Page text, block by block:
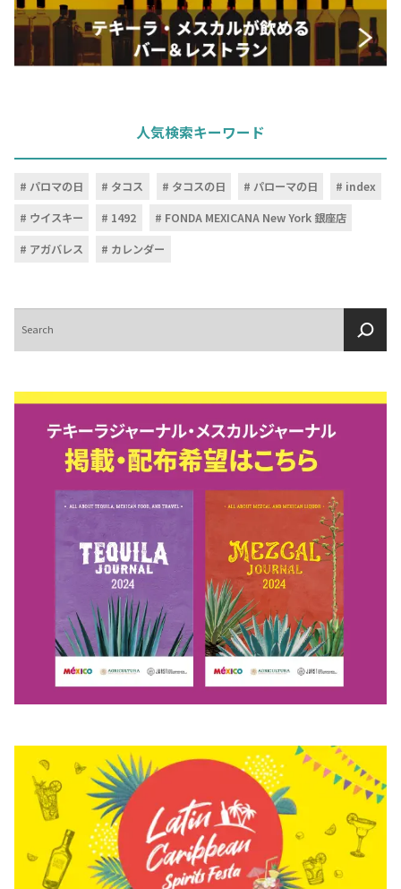
人気検索キーワード
パロマの日 タコス タコスの日 パローマの日
index
ウイスキー
1492
FONDA MEXICANA New York 銀座店
アガバレス
カレンダー
索